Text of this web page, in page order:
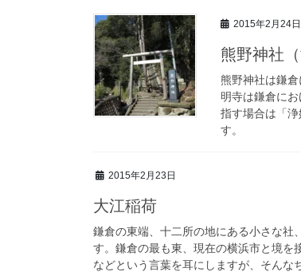
2015年2月24日
熊野神社（
熊野神社は鎌
明寺は鎌倉に
指す場合は「
す。
2015年2月23日
大江稲荷
鎌倉の東端、十二所の地にある小さな社
す。鎌倉の最も東、現在の横浜市と境を
などという言葉を耳にしますが、そんな